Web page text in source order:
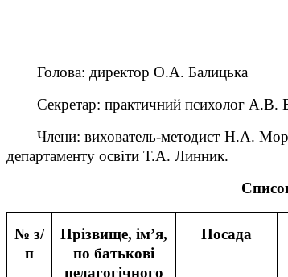
Голова: директор О.А. Балицька
Секретар: практичний психолог А.В.
Члени: вихователь-методист Н.А.
департаменту освіти Т.А. Линник.
№ з/
п
Прізвище, ім’я,
по батькові
педагогічного
Посада